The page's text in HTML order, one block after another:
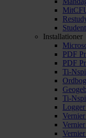
Installationer
PDF
PDF
Ti-
Ti-